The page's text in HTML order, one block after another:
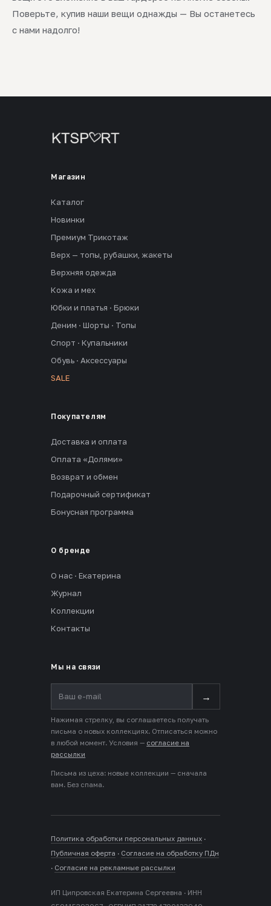
Поверьте, купив наши вещи однажды — Вы останетесь
с нами надолго!
Магазин
Каталог
Новинки
Премиум Трикотаж
Верх — топы, рубашки, жакеты
Верхняя одежда
Кожа и мех
Юбки и платья · Брюки
Деним · Шорты · Топы
Спорт · Купальники
Обувь · Аксессуары
SALE
Покупателям
Доставка и оплата
Оплата «Долями»
Возврат и обмен
Подарочный сертификат
Бонусная программа
О бренде
О нас · Екатерина
Журнал
Коллекции
Контакты
Мы на связи
→
Нажимая стрелку, вы соглашаетесь получать
письма о новых коллекциях. Отписаться можно
в любой момент. Условия — согласие на
рассылки
Письма из цеха: новые коллекции — сначала
вам. Без спама.
Политика обработки персональных данных ·
Публичная оферта · Согласие на обработку ПДн
· Согласие на рекламные рассылки
ИП Ципровская Екатерина Сергеевна · ИНН